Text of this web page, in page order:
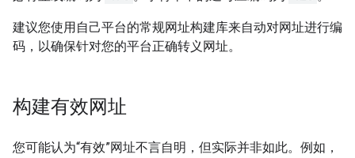
建议您使用自己平台的常规网址构建库来自动对网址进行编
码，以确保针对您的平台正确转义网址。
构建有效网址
您可能认为“有效”网址不言自明，但实际并非如此。例如，